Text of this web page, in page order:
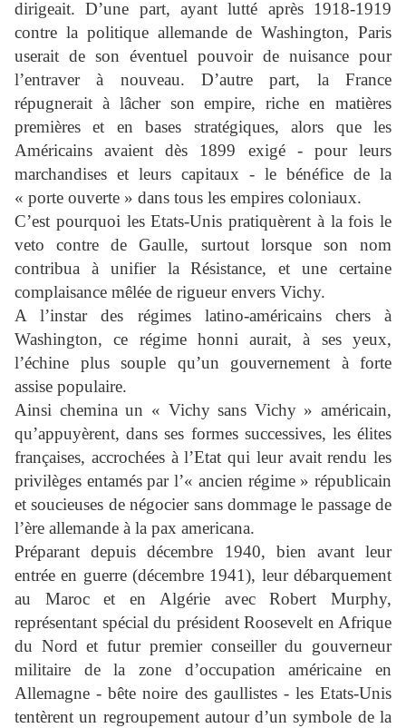
dirigeait. D’une part, ayant lutté après 1918-1919
contre la politique allemande de Washington, Paris
userait de son éventuel pouvoir de nuisance pour
l’entraver à nouveau. D’autre part, la France
répugnerait à lâcher son empire, riche en matières
premières et en bases stratégiques, alors que les
Américains avaient dès 1899 exigé - pour leurs
marchandises et leurs capitaux - le bénéfice de la
« porte ouverte » dans tous les empires coloniaux.
C’est pourquoi les Etats-Unis pratiquèrent à la fois le
veto contre de Gaulle, surtout lorsque son nom
contribua à unifier la Résistance, et une certaine
complaisance mêlée de rigueur envers Vichy.
A l’instar des régimes latino-américains chers à
Washington, ce régime honni aurait, à ses yeux,
l’échine plus souple qu’un gouvernement à forte
assise populaire.
Ainsi chemina un « Vichy sans Vichy » américain,
qu’appuyèrent, dans ses formes successives, les élites
françaises, accrochées à l’Etat qui leur avait rendu les
privilèges entamés par l’« ancien régime » républicain
et soucieuses de négocier sans dommage le passage de
l’ère allemande à la pax americana.
Préparant depuis décembre 1940, bien avant leur
entrée en guerre (décembre 1941), leur débarquement
au Maroc et en Algérie avec Robert Murphy,
représentant spécial du président Roosevelt en Afrique
du Nord et futur premier conseiller du gouverneur
militaire de la zone d’occupation américaine en
Allemagne - bête noire des gaullistes - les Etats-Unis
tentèrent un regroupement autour d’un symbole de la